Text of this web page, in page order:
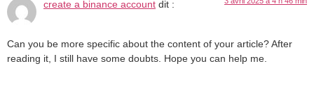
create a binance account dit :
Can you be more specific about the content of your article? After
reading it, I still have some doubts. Hope you can help me.